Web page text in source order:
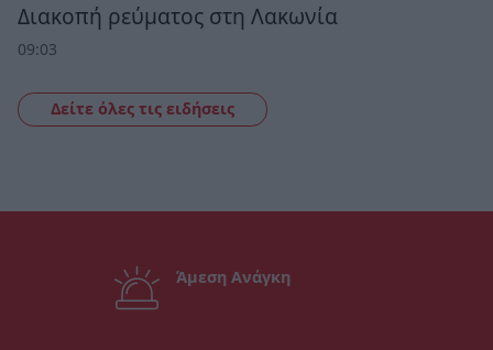
Διακοπή ρεύματος στη Λακωνία
09:03
Δείτε όλες τις ειδήσεις
Άμεση Ανάγκη